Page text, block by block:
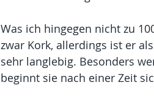
Was ich hingegen nicht zu
zwar Kork, allerdings ist er
sehr langlebig. Besonders
beginnt sie nach einer Zeit